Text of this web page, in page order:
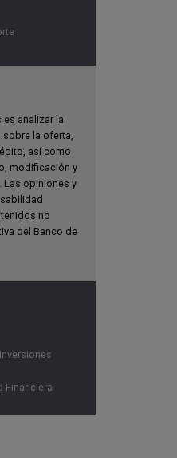
analizar la
la oferta,
así como
modificación y
Las opiniones y
no
del Banco de
Financiera